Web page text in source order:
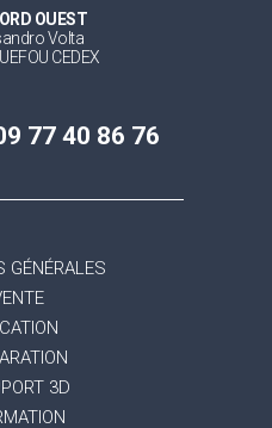
OUEST
Volta
CEDEX
77 40 86 76
GÉNÉRALES
3D